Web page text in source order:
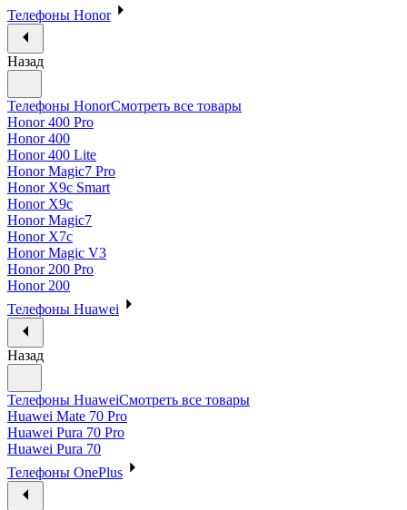
Телефоны Honor
Назад
Телефоны HonorСмотреть все товары
Honor 400 Pro
Honor 400
Honor 400 Lite
Honor Magic7 Pro
Honor X9c Smart
Honor X9c
Honor Magic7
Honor X7c
Honor Magic V3
Honor 200 Pro
Honor 200
Телефоны Huawei
Назад
Телефоны HuaweiСмотреть все товары
Huawei Mate 70 Pro
Huawei Pura 70 Pro
Huawei Pura 70
Телефоны OnePlus